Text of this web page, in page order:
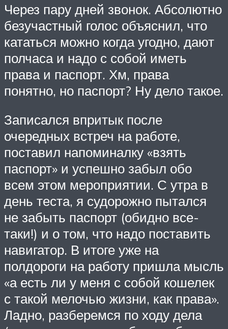
Через пару дней звонок. Абсолютно
безучастный голос объяснил, что
кататься можно когда угодно, дают
полчаса и надо с собой иметь
права и паспорт. Хм, права
понятно, но паспорт? Ну дело такое.
Записался впритык после
очередных встреч на работе,
поставил напоминалку «взять
паспорт» и успешно забыл обо
всем этом мероприятии. С утра в
день теста, я судорожно пытался
не забыть паспорт (обидно все-
таки!) и о том, что надо поставить
навигатор. В итоге уже на
полдороги на работу пришла мысль
«а есть ли у меня с собой кошелек
с такой мелочью жизни, как права».
Ладно, разберемся по ходу дела